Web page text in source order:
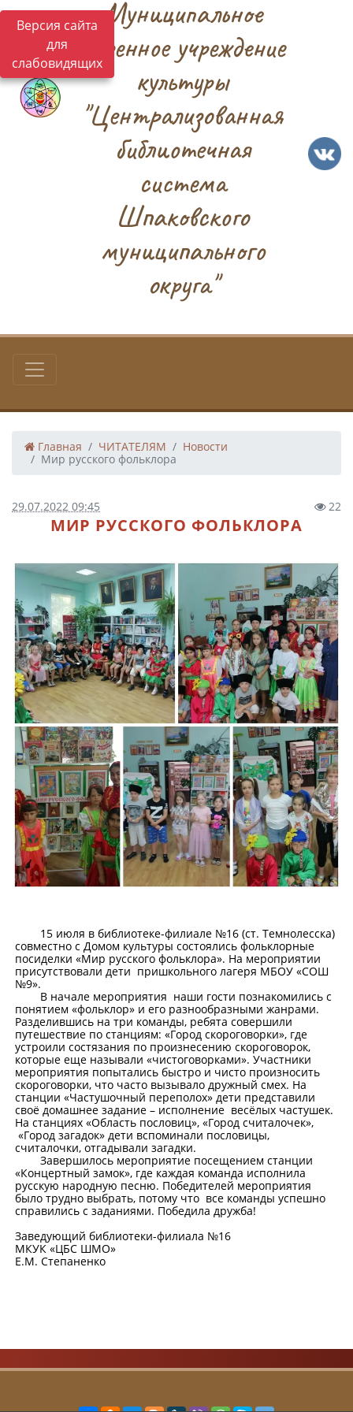
Версия сайта
для
слабовидящих
Муниципальное
казенное учреждение
культуры
"Централизованная
библиотечная
система
Шпаковского
муниципального
округа"
Главная ЧИТАТЕЛЯМ
Новости
Мир русского фольклора
29.07.2022 09:45 22
МИР РУССКОГО ФОЛЬКЛОРА
15 июля в библиотеке-филиале №16 (ст. Темнолесска)
совместно с Домом культуры состоялись фольклорные
посиделки «Мир русского фольклора». На мероприятии
присутствовали дети пришкольного лагеря МБОУ «СОШ
№9».
В начале мероприятия наши гости познакомились с
понятием «фольклор» и его разнообразными жанрами.
Разделившись на три команды, ребята совершили
путешествие по станциям: «Город скороговорки», где
устроили состязания по произнесению скороговорок,
которые еще называли «чистоговорками». Участники
мероприятия попытались быстро и чисто произносить
скороговорки, что часто вызывало дружный смех. На
станции «Частушочный переполох» дети представили
своё домашнее задание – исполнение весёлых частушек.
На станциях «Область пословиц», «Город считалочек»,
«Город загадок» дети вспоминали пословицы,
считалочки, отгадывали загадки.
Завершилось мероприятие посещением станции
«Концертный замок», где каждая команда исполнила
русскую народную песню. Победителей мероприятия
было трудно выбрать, потому что все команды успешно
справились с заданиями. Победила дружба!
Заведующий библиотеки-филиала №16
МКУК «ЦБС ШМО»
Е.М. Степаненко